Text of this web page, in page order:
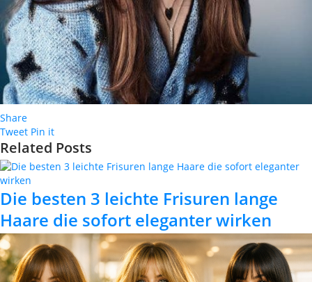
Share
Tweet Pin it
Related Posts
Die besten 3 leichte Frisuren lange
Haare die sofort eleganter wirken